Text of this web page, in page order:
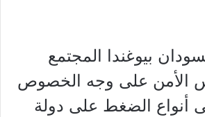
بيوغندا المجتمع
الأمن على وجه الخصوص
أنواع الضغط على دولة